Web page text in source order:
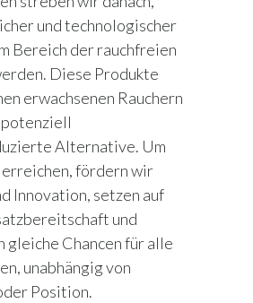
und technologischer
Bereich der rauchfreien
Diese Produkte
erwachsenen Rauchern
Alternative. Um
erreichen, fördern wir
Innovation, setzen auf
und
gleiche Chancen für alle
unabhängig von
Position.